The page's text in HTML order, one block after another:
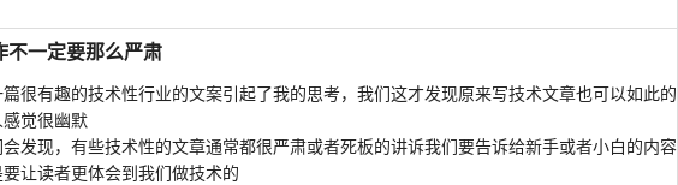
不一定要那么严肃
很有趣的技术性行业的文案引起了我的思考，我们这才发现原来写技术文章也可以如此的
觉很幽默
发现，有些技术性的文章通常都很严肃或者死板的讲诉我们要告诉给新手或者小白的内容
让读者更体会到我们做技术的